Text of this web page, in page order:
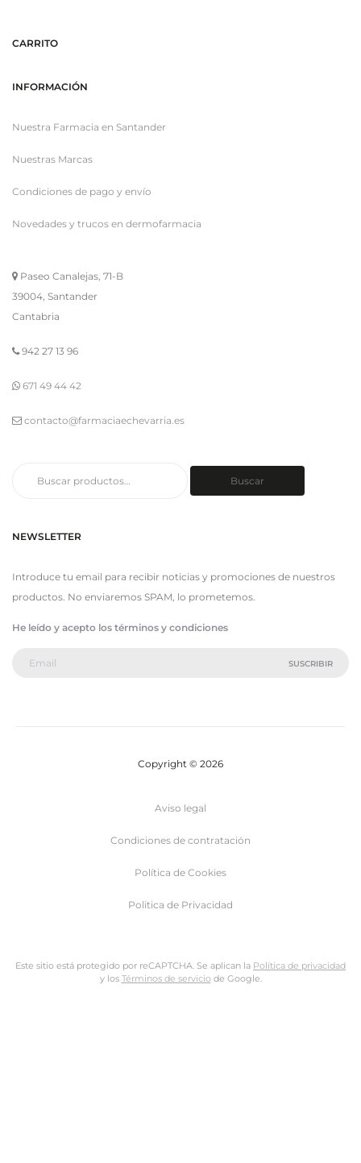
CARRITO
INFORMACIÓN
Nuestra Farmacia en Santander
Nuestras Marcas
Condiciones de pago y envío
Novedades y trucos en dermofarmacia
Paseo Canalejas, 71-B
39004, Santander
Cantabria
942 27 13 96
671 49 44 42
contacto@farmaciaechevarria.es
Buscar
NEWSLETTER
Introduce tu email para recibir noticias y promociones de nuestros
productos. No enviaremos SPAM, lo prometemos.
He leído y acepto los términos y condiciones
Copyright © 2026
Aviso legal
Condiciones de contratación
Política de Cookies
Politica de Privacidad
Este sitio está protegido por reCAPTCHA. Se aplican la Política de privacidad
y los Términos de serviciode Google.